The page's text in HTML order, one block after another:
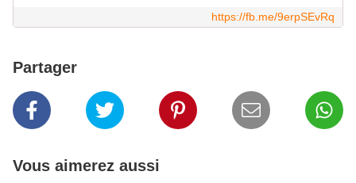
https://fb.me/9erpSEvRq
Partager
Vous aimerez aussi